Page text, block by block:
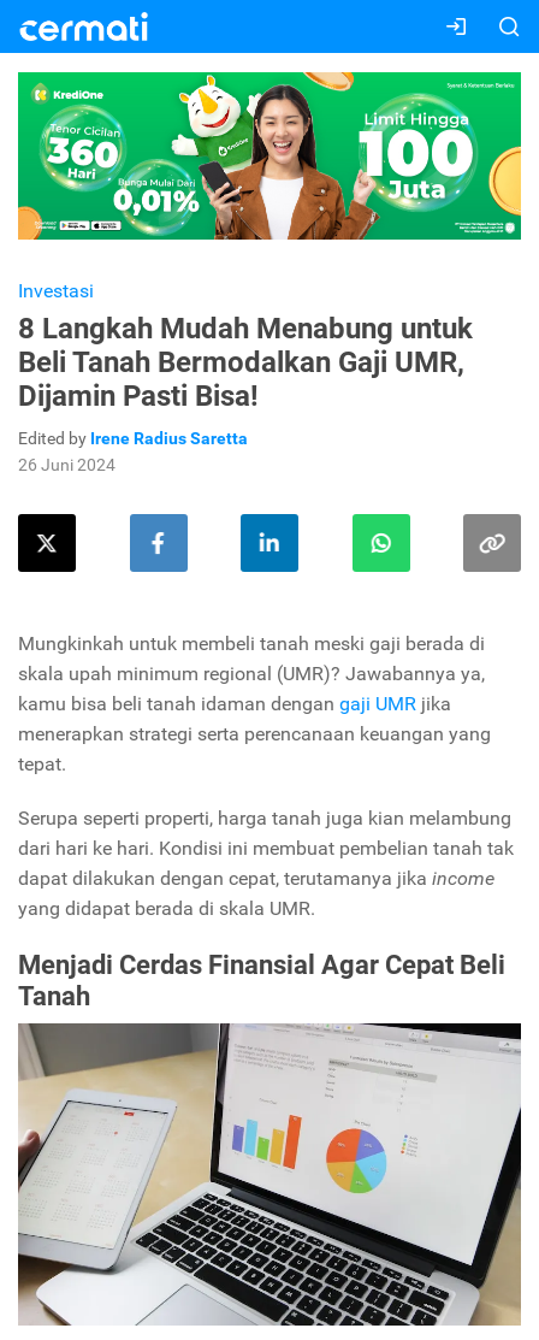
Investasi
8 Langkah Mudah Menabung untuk
Beli Tanah Bermodalkan Gaji UMR,
Dijamin Pasti Bisa!
Edited by Irene Radius Saretta
26 Juni 2024
Mungkinkah untuk membeli tanah meski gaji berada di
skala upah minimum regional (UMR)? Jawabannya ya,
kamu bisa beli tanah idaman dengan gaji UMR jika
menerapkan strategi serta perencanaan keuangan yang
tepat.
Serupa seperti properti, harga tanah juga kian melambung
dari hari ke hari. Kondisi ini membuat pembelian tanah tak
dapat dilakukan dengan cepat, terutamanya jika income
yang didapat berada di skala UMR.
Menjadi Cerdas Finansial Agar Cepat Beli
Tanah